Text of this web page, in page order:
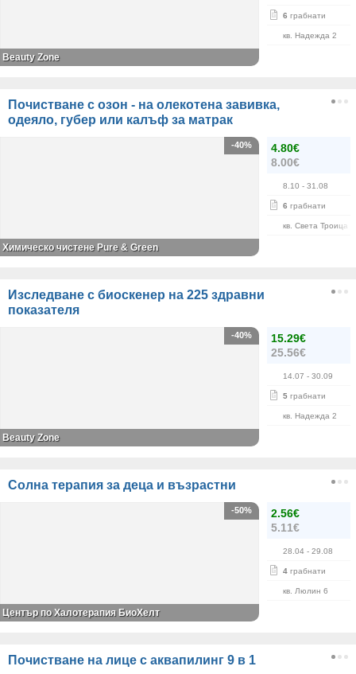
6 грабнати
кв. Надежда 2
Beauty Zone
Почистване с озон - на олекотена завивка,
одеяло, губер или калъф за матрак
4.80€
8.00€
8.10 - 31.08
6 грабнати
кв. Света Троица
-40%
Химическо чистене Pure & Green
Изследване с биоскенер на 225 здравни
показателя
15.29€
25.56€
14.07 - 30.09
5 грабнати
кв. Надежда 2
-40%
Beauty Zone
Солна терапия за деца и възрастни
2.56€
5.11€
28.04 - 29.08
4 грабнати
кв. Люлин 6
-50%
Център по Халотерапия БиоХелт
Почистване на лице с аквапилинг 9 в 1